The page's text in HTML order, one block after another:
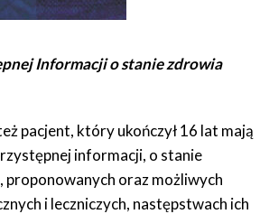
Informacji o stanie zdrowia
pacjent, który ukończył 16 lat mają
informacji, o stanie
proponowanych oraz możliwych
i leczniczych, następstwach ich